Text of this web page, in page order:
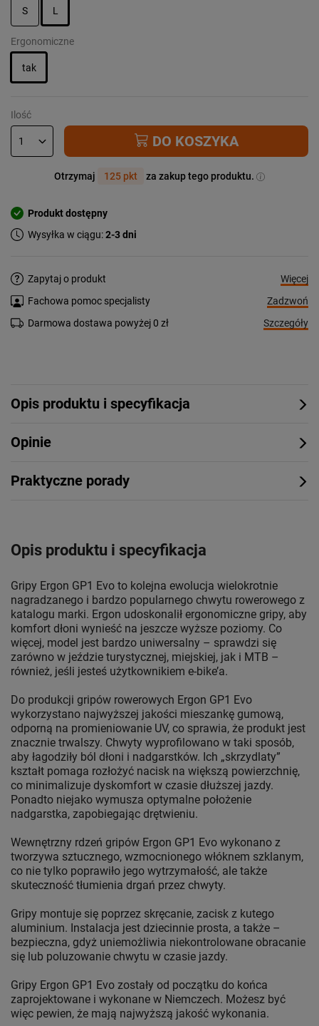
S L
Ergonomiczne
tak
Ilość
DO KOSZYKA
Otrzymaj 125 pkt za zakup tego produktu.
Produkt dostępny
Wysyłka w ciągu:2-3 dni
Zapytaj o produkt
Więcej
Fachowa pomoc specjalisty
Zadzwoń
Darmowa dostawa powyżej 0 zł
Szczegóły
Opis produktu i specyfikacja
Opinie
Praktyczne porady
Opis produktu i specyfikacja
Gripy Ergon GP1 Evo to kolejna ewolucja wielokrotnie
nagradzanego i bardzo popularnego chwytu rowerowego z
katalogu marki. Ergon udoskonalił ergonomiczne gripy, aby
komfort dłoni wynieść na jeszcze wyższe poziomy. Co
więcej, model jest bardzo uniwersalny – sprawdzi się
zarówno w jeździe turystycznej, miejskiej, jak i MTB –
również, jeśli jesteś użytkownikiem e-bike’a.
Do produkcji gripów rowerowych Ergon GP1 Evo
wykorzystano najwyższej jakości mieszankę gumową,
odporną na promieniowanie UV, co sprawia, że produkt jest
znacznie trwalszy. Chwyty wyprofilowano w taki sposób,
aby łagodziły ból dłoni i nadgarstków. Ich „skrzydlaty”
kształt pomaga rozłożyć nacisk na większą powierzchnię,
co minimalizuje dyskomfort w czasie dłuższej jazdy.
Ponadto niejako wymusza optymalne położenie
nadgarstka, zapobiegając drętwieniu.
Wewnętrzny rdzeń gripów Ergon GP1 Evo wykonano z
tworzywa sztucznego, wzmocnionego włóknem szklanym,
co nie tylko poprawiło jego wytrzymałość, ale także
skuteczność tłumienia drgań przez chwyty.
Gripy montuje się poprzez skręcanie, zacisk z kutego
aluminium. Instalacja jest dziecinnie prosta, a także –
bezpieczna, gdyż uniemożliwia niekontrolowane obracanie
się lub poluzowanie chwytu w czasie jazdy.
Gripy Ergon GP1 Evo zostały od początku do końca
zaprojektowane i wykonane w Niemczech. Możesz być
więc pewien, że mają najwyższą jakość wykonania.